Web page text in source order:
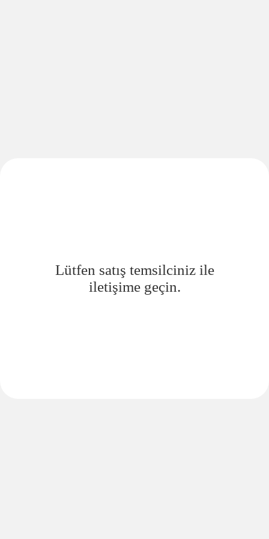
Lütfen satış temsilciniz ile
iletişime geçin.